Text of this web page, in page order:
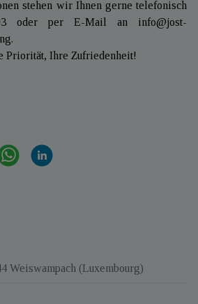
stehen wir Ihnen gerne telefonisch
oder per E-Mail an info@jost-
Priorität, Ihre Zufriedenheit!
Weiswampach (Luxembourg)